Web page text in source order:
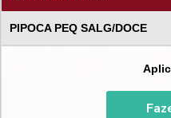
PIPOCA PEQ SALG/DOCE